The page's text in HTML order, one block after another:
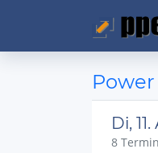
Di,
8